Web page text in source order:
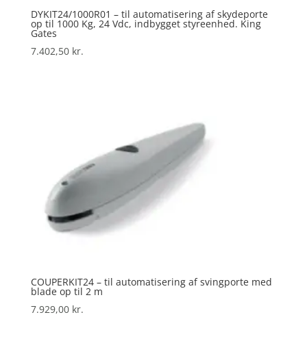
DYKIT24/1000R01 – til automatisering af skydeporte
op til 1000 Kg, 24 Vdc, indbygget styreenhed. King
Gates
7.402,50 kr.
COUPERKIT24 – til automatisering af svingporte med
blade op til 2 m
7.929,00 kr.